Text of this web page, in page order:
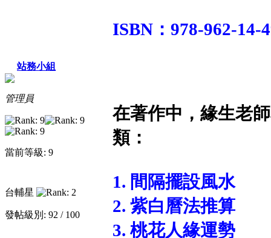
站務小組
管理員
當前等級: 9
台輔星
發帖級別: 92 / 100
ISBN：978-962-14-
在著作中，緣生老
類：
1. 間隔擺設風水
2. 紫白曆法推算
3. 桃花人緣運勢